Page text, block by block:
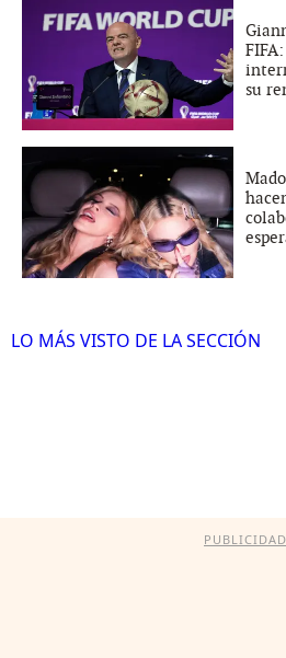
su
LO MÁS VISTO DE LA SECCIÓN
PUBLICIDAD